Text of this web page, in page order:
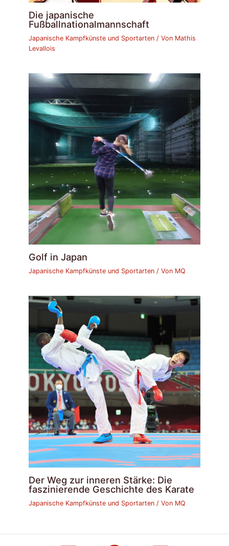
Die japanische
Fußballnationalmannschaft
Japanische Kampfkünste und Sportarten / Von Mathis
Levallois
Golf in Japan
Japanische Kampfkünste und Sportarten / Von MQ
Der Weg zur inneren Stärke: Die
faszinierende Geschichte des Karate
Japanische Kampfkünste und Sportarten / Von MQ